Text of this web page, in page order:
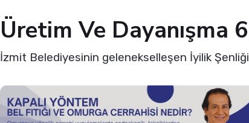
Üretim Ve Dayanışma
İzmit Belediyesinin gelenekselleşen İyilik